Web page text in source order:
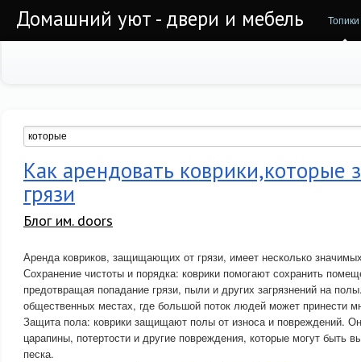
Домашний уют - двери и мебель Топики
Как арендовать коврики,которые
грязи
Блог им. doors
Аренда ковриков, защищающих от грязи, имеет несколько
Сохранение чистоты и порядка: коврики помогают сохранить
предотвращая попадание грязи, пыли и других загрязнений на
общественных местах, где большой поток людей может принести
Защита пола: коврики защищают полы от износа и повреждений.
царапины, потертости и другие повреждения, которые могут быть
песка.